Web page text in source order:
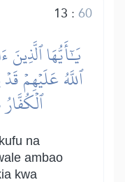
13 :60
يَٰٓأَيُّهَا ٱلَّذِينَ
ٱللَّهُ عَلَيۡهِمۡ
na
ambao
kwa